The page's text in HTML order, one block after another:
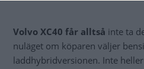
Volvo XC40 får alltså inte ta
nuläget om köparen väljer
laddhybridversionen. Inte